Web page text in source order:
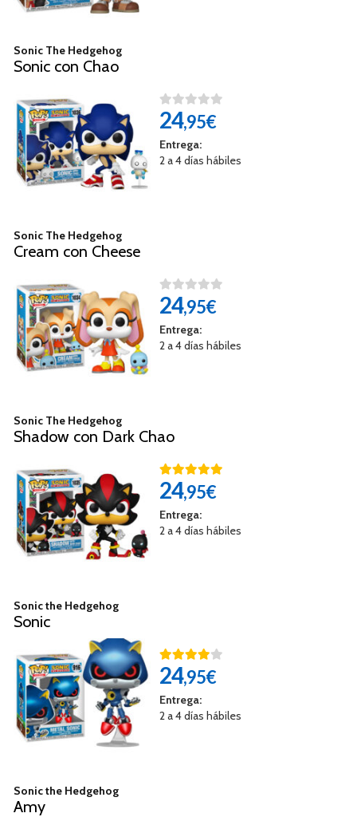
Sonic The Hedgehog
Sonic con Chao
24,95€
Entrega:
2 a 4 días hábiles
Sonic The Hedgehog
Cream con Cheese
24,95€
Entrega:
2 a 4 días hábiles
Sonic The Hedgehog
Shadow con Dark Chao
24,95€
Entrega:
2 a 4 días hábiles
Sonic the Hedgehog
Sonic
24,95€
Entrega:
2 a 4 días hábiles
Sonic the Hedgehog
Amy